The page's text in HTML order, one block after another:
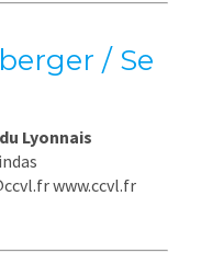
/ Se
Lyonnais
www.ccvl.fr